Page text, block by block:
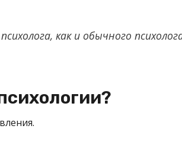
как и обычного